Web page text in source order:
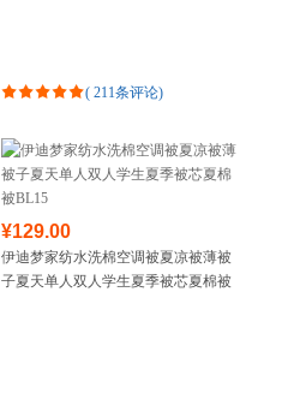
( 211条评论)
¥129.00
伊迪梦家纺水洗棉空调被夏凉被薄被
子夏天单人双人学生夏季被芯夏棉被